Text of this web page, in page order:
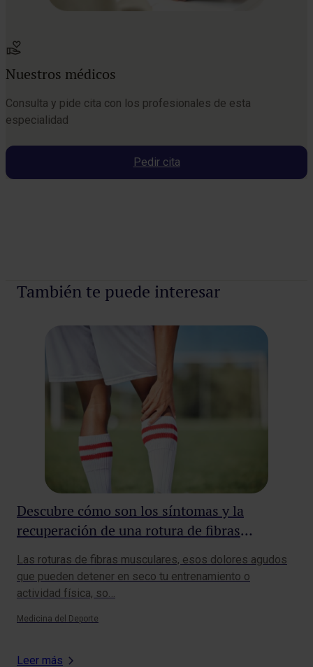
Nuestros médicos
Consulta y pide cita con los profesionales de esta
especialidad
Pedir cita
Pedir cita
También te puede interesar
Descubre cómo son los síntomas y la
recuperación de una rotura de fibras
Las roturas de fibras musculares, esos dolores agudos
que pueden detener en seco tu entrenamiento o
actividad física, so…
Medicina del Deporte
Leer más